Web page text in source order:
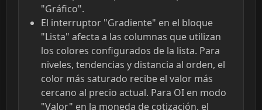
"Gráfico".
El interruptor "Gradiente" en el bloque
"Lista" afecta a las columnas que utilizan
los colores configurados de la lista. Para
niveles, tendencias y distancia al orden, el
color más saturado recibe el valor más
cercano al precio actual. Para OI en modo
"Valor" en la moneda de cotización, el